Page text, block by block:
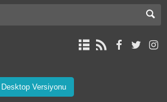
Desktop Versiyonu